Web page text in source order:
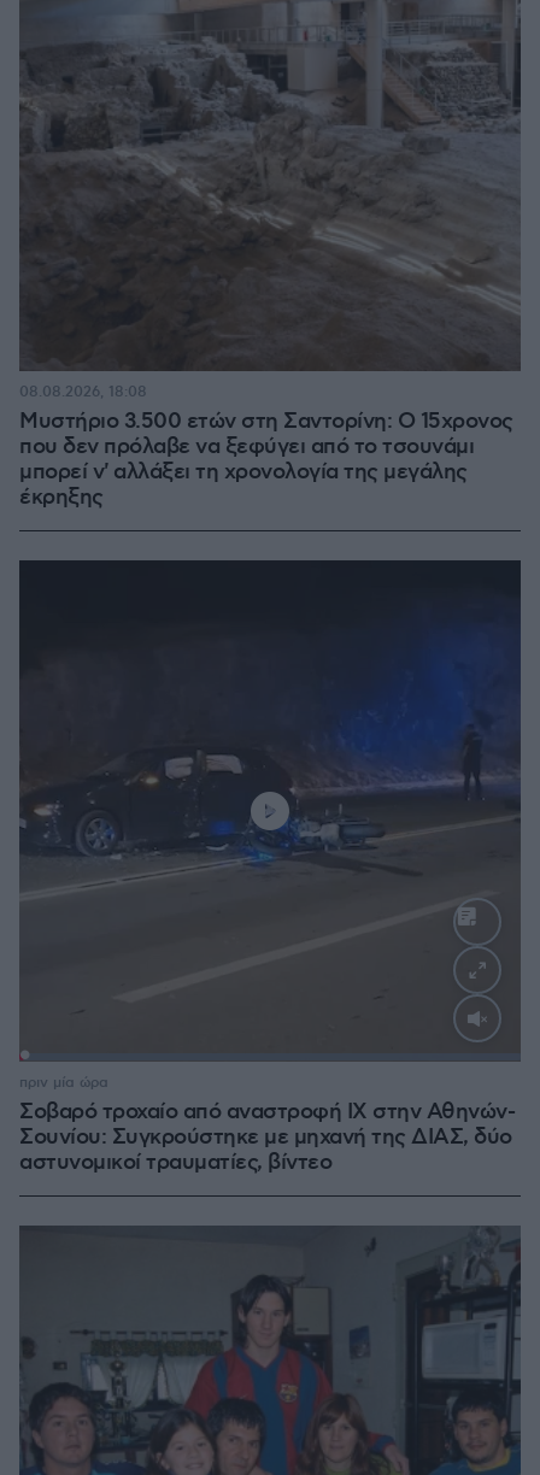
Μυστήριο 3.500 ετών στη Σαντορίνη: Ο 15χρονος
που δεν πρόλαβε να ξεφύγει από το τσουνάμι
μπορεί ν' αλλάξει τη χρονολογία της μεγάλης
έκρηξης
08.08.2026, 18:08
Σοβαρό τροχαίο από αναστροφή ΙΧ στην Αθηνών-
Σουνίου: Συγκρούστηκε με μηχανή της ΔΙΑΣ, δύο
αστυνομικοί τραυματίες, βίντεο
πριν μία ώρα